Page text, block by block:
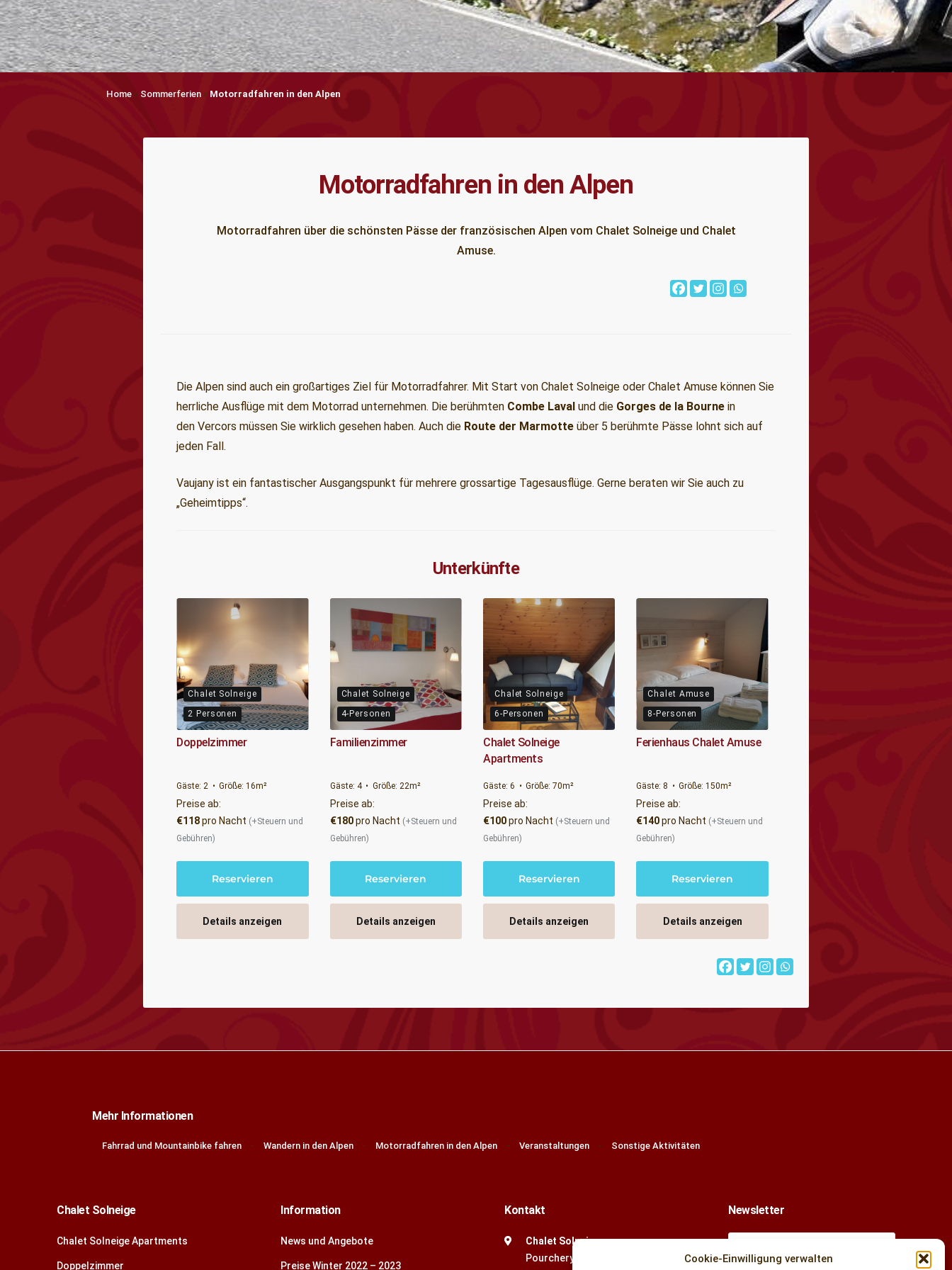
Cookie-Einwilligung verwalten
Home » Sommerferien » Motorradfahren in den Alpen
Motorradfahren in den Alpen
Motorradfahren über die schönsten Pässe der französischen Alpen vom Chalet Solneige und Chalet
Amuse.
Die Alpen sind auch ein großartiges Ziel für Motorradfahrer. Mit Start von Chalet Solneige oder Chalet Amuse können Sie
herrliche Ausflüge mit dem Motorrad unternehmen. Die berühmten Combe Laval und die Gorges de la Bourne in
den Vercors müssen Sie wirklich gesehen haben. Auch die Route der Marmotte über 5 berühmte Pässe lohnt sich auf
jeden Fall.
Vaujany ist ein fantastischer Ausgangspunkt für mehrere grossartige Tagesausflüge. Gerne beraten wir Sie auch zu
„Geheimtipps“.
Unterkünfte
Chalet Solneige
2 Personen
Doppelzimmer
Gäste: 2 Größe: 16m²
Preise ab:
€118pro Nacht (+Steuern und
Gebühren)
Reservieren
Details anzeigen
Chalet Solneige
4-Personen
Familienzimmer
Gäste: 4 Größe: 22m²
Preise ab:
€180 pro Nacht (+Steuern und
Gebühren)
Reservieren
Details anzeigen
Chalet Solneige
6-Personen
Chalet Solneige
Apartments
Gäste: 6 Größe: 70m²
Preise ab:
€100pro Nacht (+Steuern und
Gebühren)
Reservieren
Details anzeigen
Chalet Amuse
8-Personen
Ferienhaus Chalet Amuse
Gäste: 8 Größe: 150m²
Preise ab:
€140 pro Nacht (+Steuern und
Gebühren)
Reservieren
Details anzeigen
Mehr Informationen
Fahrrad und Mountainbike fahren Wandern in den Alpen Motorradfahren in den Alpen Veranstaltungen Sonstige Aktivitäten
Chalet Solneige
Chalet Solneige Apartments
Doppelzimmer
Information
News und Angebote
Preise Winter 2022 – 2023
Kontakt
Chalet Solneige
Pourchery
Newsletter